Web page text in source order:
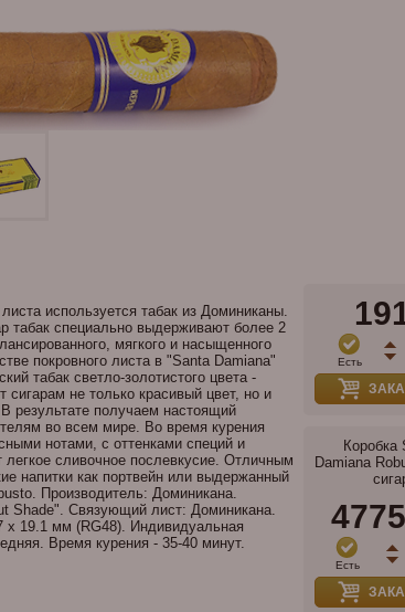
используется табак из Доминиканы.
табак специально выдерживают более 2
мягкого и насыщенного
покровного листа в "Santa Damiana"
табак светло-золотистого цвета -
не только красивый цвет, но и
результате получаем настоящий
во всем мире. Во время курения
нотами, с оттенками специй и
легкое сливочное послевкусие. Отличным
напитки как портвейн или выдержанный
Производитель: Доминикана.
Shade". Связующий лист: Доминикана.
x 19.1 мм (RG48). Индивидуальная
Время курения - 35-40 минут.
Есть
Коробка
Damiana
Есть